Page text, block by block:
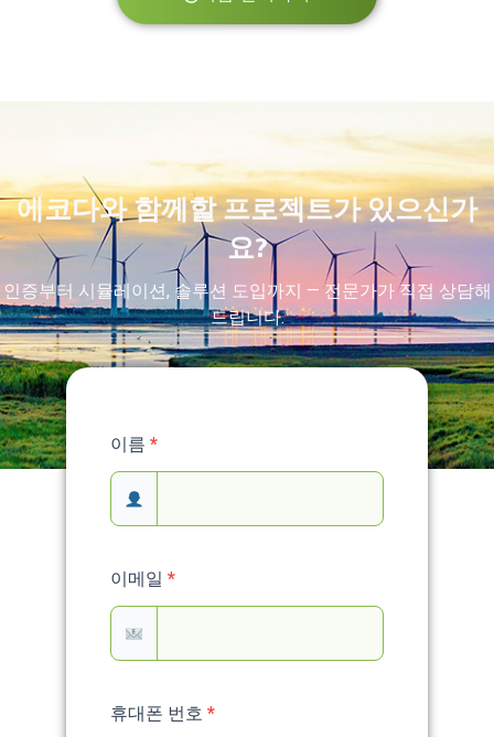
에코다와 함께할 프로젝트가 있으신가
요?
인증부터 시뮬레이션, 솔루션 도입까지 — 전문가가 직접 상담해
드립니다.
Service
Contact
Form
이름 *
이메일 *
휴대폰 번호 *